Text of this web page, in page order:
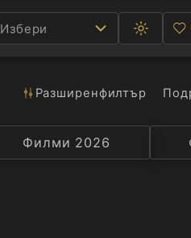
Избери
между
светла
Разширенфилтър
Селекция
Филми 2026